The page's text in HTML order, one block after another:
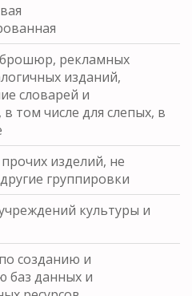
рекламных
изданий,
словарей и
том числе для слепых, в
изделий, не
группировки
культуры и
созданию и
баз данных и